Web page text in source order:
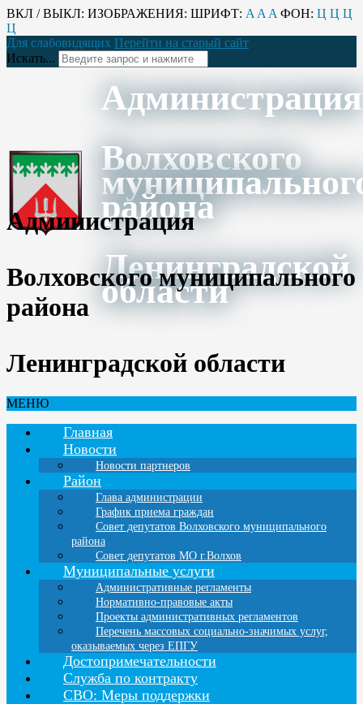
ВКЛ / ВЫКЛ: ИЗОБРАЖЕНИЯ: ШРИФТ: A A A ФОН: Ц Ц Ц
Ц
Для слабовидящих Перейти на старый сайт
Искать...
Администрация
Волховского
района
Ленинградской
области
Администрация
Волховского муниципального
района
Ленинградской области
МЕНЮ
Главная
Новости
Новости партнеров
Район
Глава администрации
График приема граждан
Совет депутатов Волховского муниципального
района
Совет депутатов МО г.Волхов
Муниципальные услуги
Административные регламенты
Нормативно-правовые акты
Проекты административных регламентов
Перечень массовых социально-значимых услуг,
оказываемых через ЕПГУ
Достопримечательности
Служба по контракту
СВО: Меры поддержки